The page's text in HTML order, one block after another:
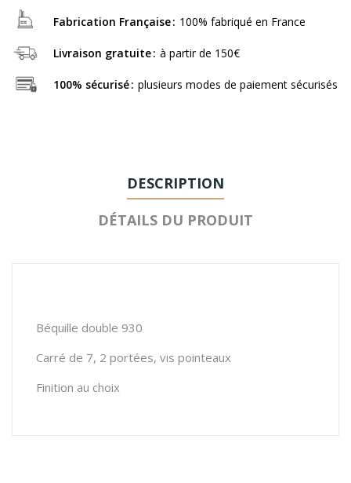
Fabrication Française 100% fabriqué en France
Livraison gratuite à partir de 150€
100% sécurisé plusieurs modes de paiement sécurisés
DESCRIPTION
DÉTAILS DU PRODUIT
Béquille double 930
Carré de 7, 2 portées, vis pointeaux
Finition au choix